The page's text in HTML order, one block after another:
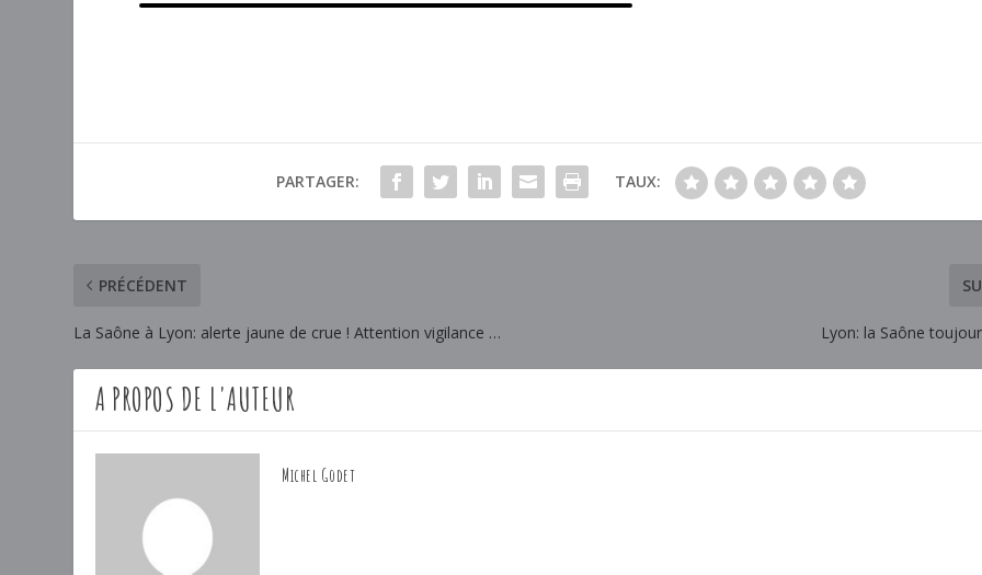
PARTAGER: TAUX:
PRÉCÉDENT
La Saône à Lyon: alerte jaune de crue ! Attention vigilance … Lyon: la Saône
A PROPOS DE L'AUTEUR
Michel Godet